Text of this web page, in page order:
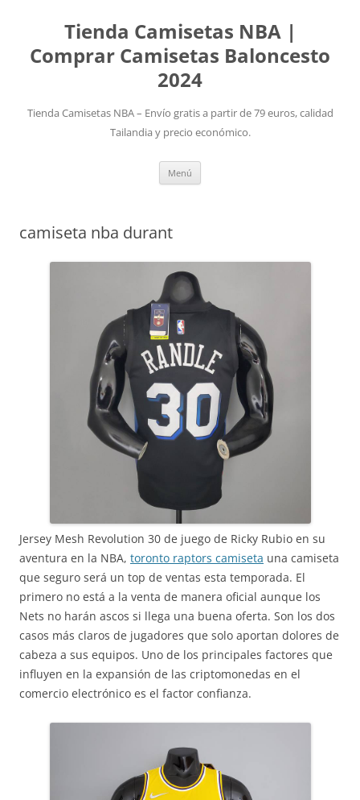
Tienda Camisetas NBA |
Comprar Camisetas Baloncesto
2024
Tienda Camisetas NBA – Envío gratis a partir de 79 euros, calidad
Tailandia y precio económico.
Menú
camiseta nba durant
Jersey Mesh Revolution 30 de juego de Ricky Rubio en su
aventura en la NBA, toronto raptors camiseta una camiseta
que seguro será un top de ventas esta temporada. El
primero no está a la venta de manera oficial aunque los
Nets no harán ascos si llega una buena oferta. Son los dos
casos más claros de jugadores que solo aportan dolores de
cabeza a sus equipos. Uno de los principales factores que
influyen en la expansión de las criptomonedas en el
comercio electrónico es el factor confianza.